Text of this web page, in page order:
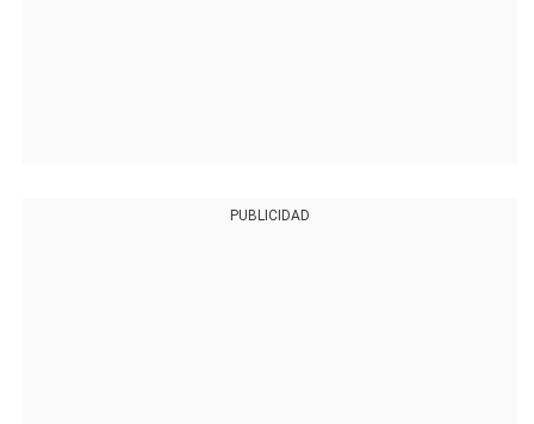
PUBLICIDAD